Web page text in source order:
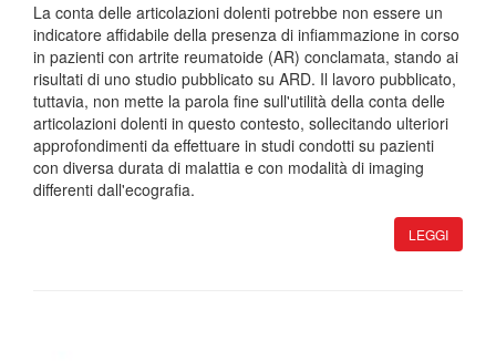
La conta delle articolazioni dolenti potrebbe non essere un
indicatore affidabile della presenza di infiammazione in corso
in pazienti con artrite reumatoide (AR) conclamata, stando ai
risultati di uno studio pubblicato su ARD. Il lavoro pubblicato,
tuttavia, non mette la parola fine sull'utilità della conta delle
articolazioni dolenti in questo contesto, sollecitando ulteriori
approfondimenti da effettuare in studi condotti su pazienti
con diversa durata di malattia e con modalità di imaging
differenti dall'ecografia.
LEGGI